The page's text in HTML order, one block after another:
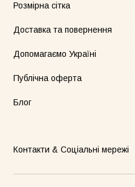
Розмірна сітка
Доставка та повернення
Допомагаємо Україні
Публічна оферта
Блог
Контакти & Соціальні мережі